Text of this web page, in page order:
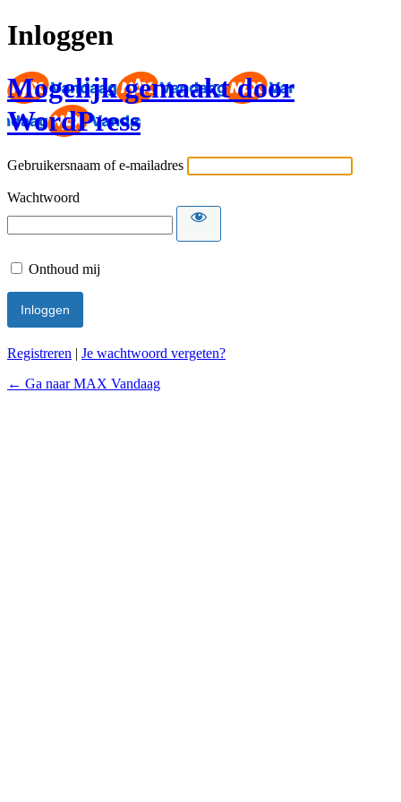
Inloggen
Mogelijk gemaakt door
WordPress
Gebruikersnaam of e-mailadres
Wachtwoord
Onthoud mij
Registreren | Je wachtwoord vergeten?
← Ga naar MAX Vandaag